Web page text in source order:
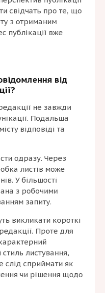
свідчать про те, що
з отриманим
публікації вже
від
не завжди
Подальша
відповіді та
одразу. Через
листів може
У більшості
з робочими
запиту.
викликати короткі
Проте для
листування,
слід сприймати як
чи рішення щодо